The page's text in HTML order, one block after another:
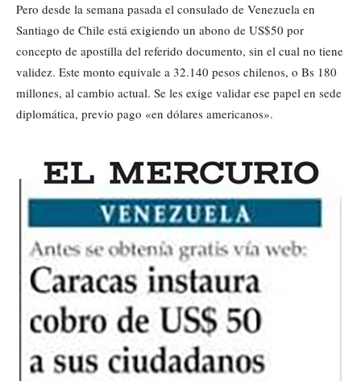
Pero desde la semana pasada el consulado de Venezuela en
Santiago de Chile está exigiendo un abono de US$50 por
concepto de apostilla del referido documento, sin el cual no tiene
validez. Este monto equivale a 32.140 pesos chilenos, o Bs 180
millones, al cambio actual. Se les exige validar ese papel en sede
diplomática, previo pago «en dólares americanos».